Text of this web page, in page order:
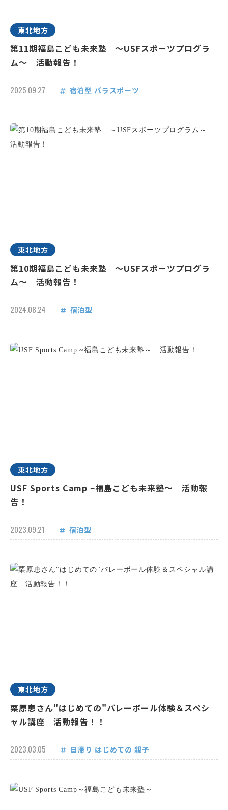
東北地方
第11期福島こども未来塾 ～USFスポーツプログラ
ム～ 活動報告！
2025.09.27 宿泊型 パラスポーツ
東北地方
第10期福島こども未来塾 ～USFスポーツプログラ
ム～ 活動報告！
2024.08.24 宿泊型
東北地方
USF Sports Camp ~福島こども未来塾～ 活動報
告！
2023.09.21 宿泊型
東北地方
栗原恵さん"はじめての"バレーボール体験＆スペシ
ャル講座 活動報告！！
2023.03.05 日帰り はじめての 親子